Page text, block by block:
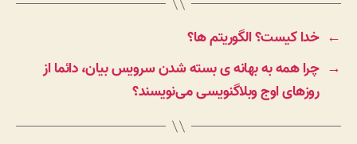
← خدا کیست؟ الگوریتم ها؟
→ چرا همه به بهانه ی بسته شدن سرویس بیان، دائما از
روزهای اوج وبلاگنویسی می‌نویسند؟